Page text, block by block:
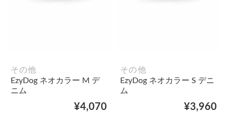
その他
EzyDog ネオカラー M デ
ニム
¥4,070
その他
EzyDog ネオカラー S デニ
ム
¥3,960